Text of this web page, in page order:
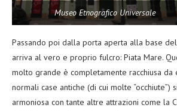
Museo Etnografico Universale
Passando poi dalla porta aperta alla base
arriva al vero e proprio fulcro: Piata Mare.
molto grande è completamente racchiusa da
normali case antiche (di cui molte “occhiute”)
armoniosa con tante altre attrazioni come la